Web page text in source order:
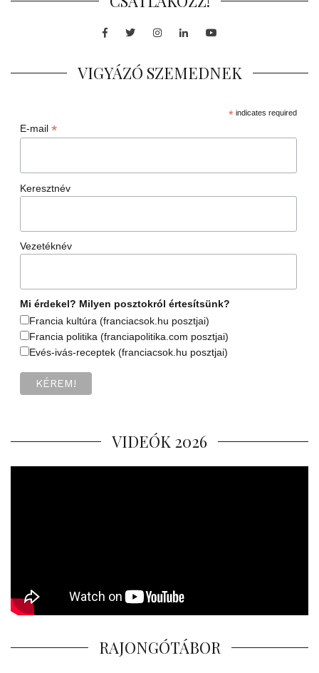
Facebook
TwitterInstagram
LinkedInYoutube
VIGYÁZÓ SZEMEDNEK
*indicates required
E-mail *
Keresztnév
Vezetéknév
Mi érdekel? Milyen posztokról értesítsünk?
Francia kultúra (franciacsok.hu posztjai)
Francia politika (franciapolitika.com posztjai)
Evés-ivás-receptek (franciacsok.hu posztjai)
VIDEÓK 2026
RAJONGÓTÁBOR